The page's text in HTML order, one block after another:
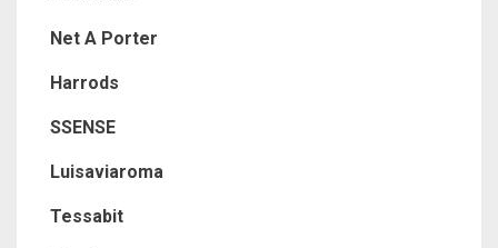
Net A Porter
Harrods
SSENSE
Luisaviaroma
Tessabit